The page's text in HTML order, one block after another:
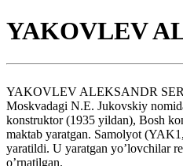
YAKOVLEV
YAKOVLEV ALEKSANDR
Moskvadagi N.E. Jukovskiy
konstruktor (1935 yildan), Bosh
maktab yaratgan. Samolyot
yaratildi. U yaratgan yo’lovchilar
o’rnatilgan.